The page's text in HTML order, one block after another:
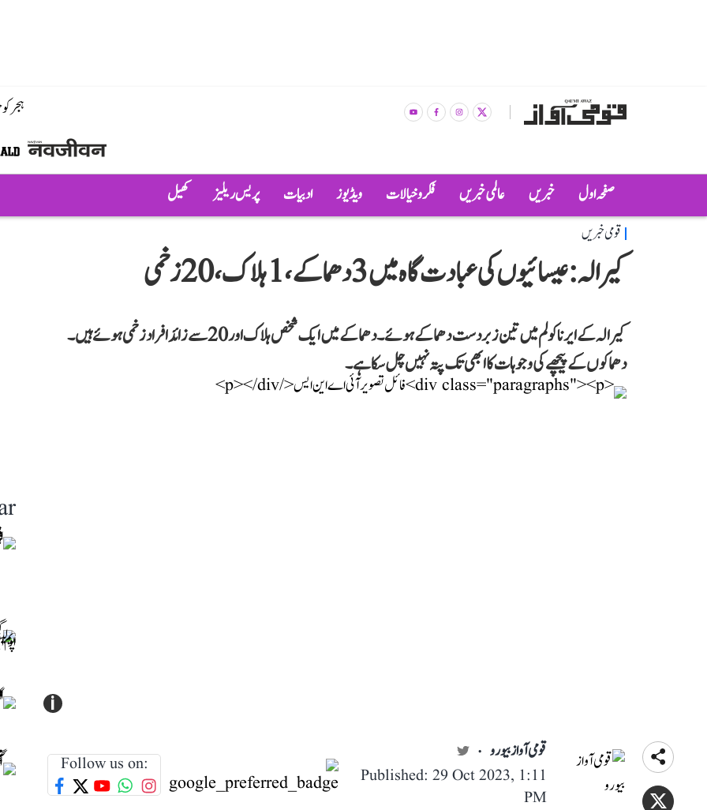
ہجر
صفحہ اول خبریں عالمی خبریں فکر و خیالات ویڈیوز ادبیات پریس ریلیز کھیل
قومی خبریں
کیرالہ: عیسائیوں کی عبادت گاہ میں 3 دھماکے، 1 ہلاک، 20 زخمی
کیرالہ کے ایرناکولم میں تین زبردست دھماکے ہوئے۔ دھماکے میں ایک شخص ہلاک اور 20 سے زائد افراد زخمی ہوئے ہیں۔
دھماکوں کے پیچھے کی وجوہات کا ابھی تک پتہ نہیں چل سکا ہے۔
i
قومی آواز بیورو
Published: 29 Oct 2023, 1:11
PM
Follow us on: